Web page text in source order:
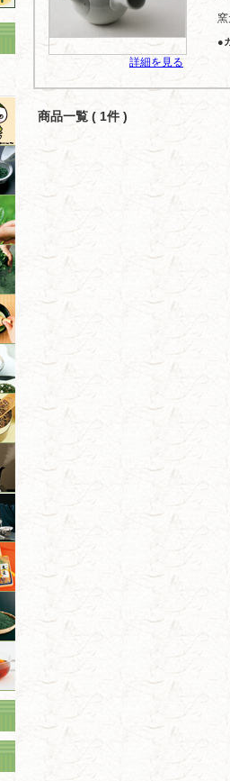
詳細を見る
●
商品一覧 ( 1件 )